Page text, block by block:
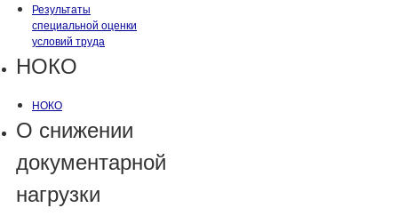
Результаты
специальной оценки
условий труда
НОКО
НОКО
О снижении
документарной
нагрузки